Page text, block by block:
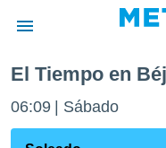
de
por
El Tiempo en
06:09 Sábado